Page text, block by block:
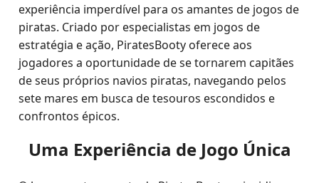
experiência imperdível para os amantes de jogos de
piratas. Criado por especialistas em jogos de
estratégia e ação, PiratesBooty oferece aos
jogadores a oportunidade de se tornarem capitães
de seus próprios navios piratas, navegando pelos
sete mares em busca de tesouros escondidos e
confrontos épicos.
Uma Experiência de Jogo Única